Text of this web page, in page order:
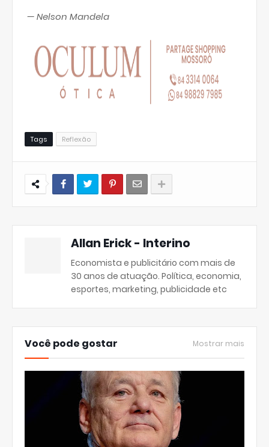
— Nelson Mandela
Tags Reflexão
Allan Erick - Interino
Economista e publicitário com mais de
30 anos de atuação. Política, economia,
esportes, marketing, publicidade etc
Você pode gostar Mostrar mais